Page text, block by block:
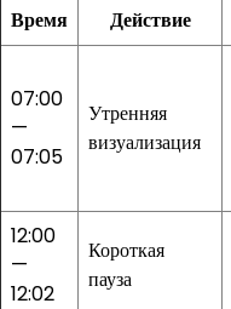
Время Действие
07:00
—
07:05
Утренняя
визуализация
12:00
—
12:02
Короткая
пауза